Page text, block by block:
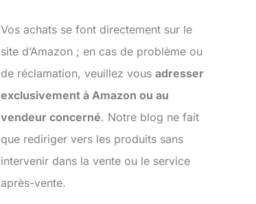
Vos achats se font directement sur le
site d’Amazon ; en cas de problème ou
de réclamation, veuillez vous adresser
exclusivement à Amazon ou au
vendeur concerné. Notre blog ne fait
que rediriger vers les produits sans
intervenir dans la vente ou le service
après-vente.